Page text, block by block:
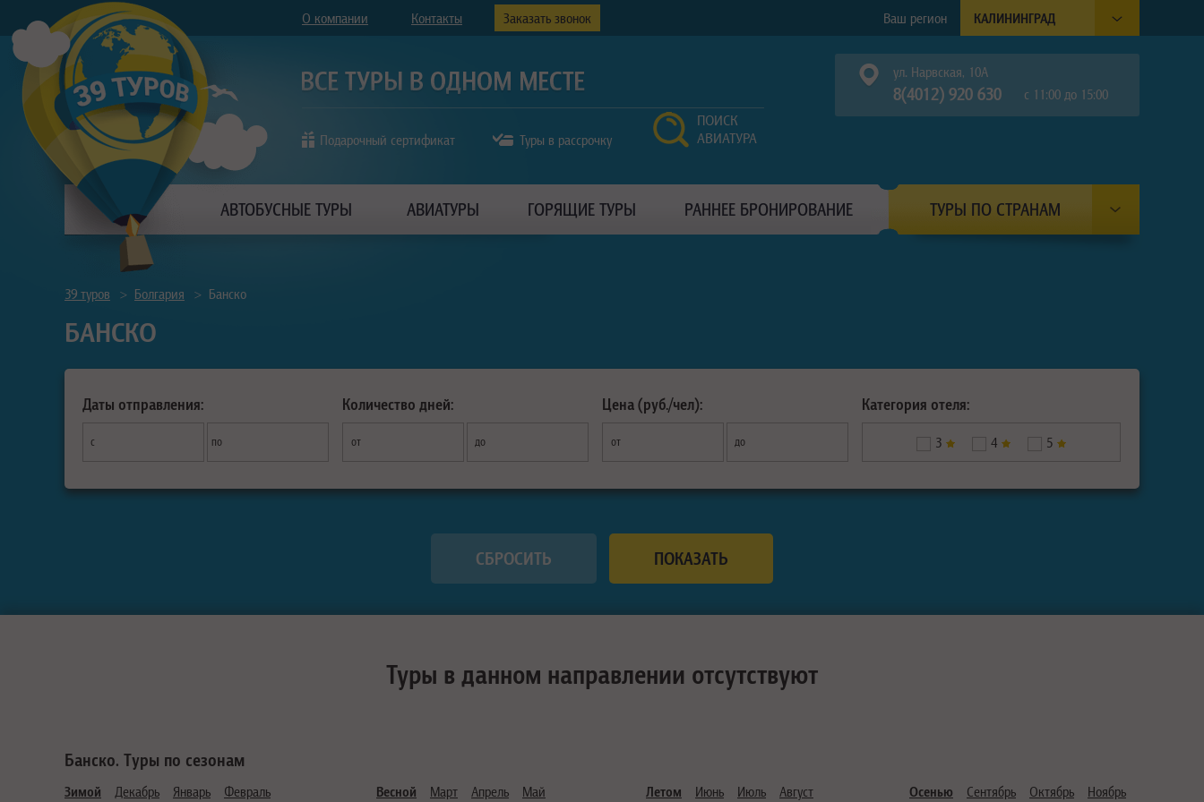
О компании Контакты Заказать звонок КАЛИНИНГРАД
Ваш регион
ТУРЫ ПО СТРАНАМ
Подарочный сертификат Туры в рассрочку
ПОИСК
АВИАТУРА
ул. Нарвская, 10А
с 11:00 до 15:00
8(4012) 920 630
АВТОБУСНЫЕ ТУРЫ АВИАТУРЫ ГОРЯЩИЕ ТУРЫ РАННЕЕ БРОНИРОВАНИЕ
39 туров > Болгария > Банско
БАНСКО
Даты отправления:
с по
Количество дней:
от до
Цена (руб./чел):
от до
Категория отеля:
3 4 5
Туры в данном направлении отсутствуют
Банско. Туры по сезонам
Зимой Декабрь Январь Февраль Весной Март Апрель Май Летом Июнь Июль Август Осенью Сентябрь Октябрь Ноябрь